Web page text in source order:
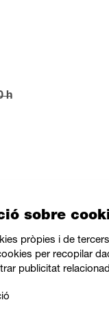
h
sobre
pròpies i de
per recopilar
publicitat